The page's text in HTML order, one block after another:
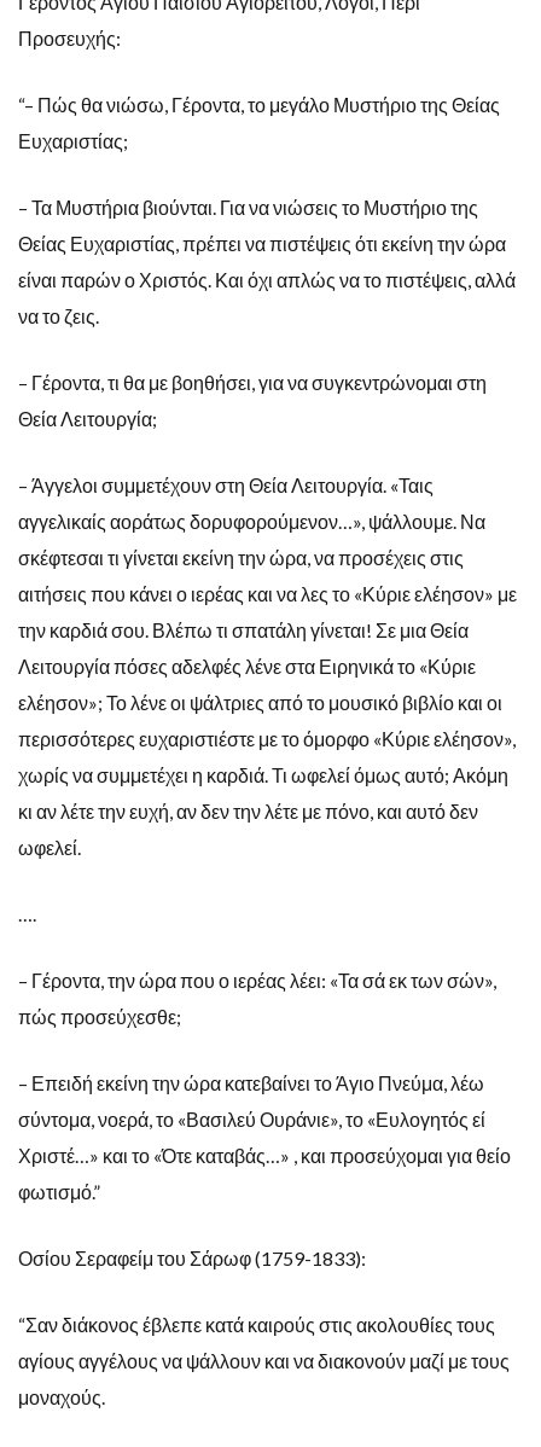
Προσευχής:
“– Πώς θα νιώσω, Γέροντα, το μεγάλο Μυστήριο της Θείας
Ευχαριστίας;
– Τα Μυστήρια βιούνται. Για να νιώσεις το Μυστήριο της
Θείας Ευχαριστίας, πρέπει να πιστέψεις ότι εκείνη την ώρα
είναι παρών ο Χριστός. Και όχι απλώς να το πιστέψεις, αλλά
να το ζεις.
– Γέροντα, τι θα με βοηθήσει, για να συγκεντρώνομαι στη
Θεία Λειτουργία;
– Άγγελοι συμμετέχουν στη Θεία Λειτουργία. «Ταις
αγγελικαίς αοράτως δορυφορούμενον…», ψάλλουμε. Να
σκέφτεσαι τι γίνεται εκείνη την ώρα, να προσέχεις στις
αιτήσεις που κάνει ο ιερέας και να λες το «Κύριε ελέησον» με
την καρδιά σου. Βλέπω τι σπατάλη γίνεται! Σε μια Θεία
Λειτουργία πόσες αδελφές λένε στα Ειρηνικά το «Κύριε
ελέησον»; Το λένε οι ψάλτριες από το μουσικό βιβλίο και οι
περισσότερες ευχαριστιέστε με το όμορφο «Κύριε ελέησον»,
χωρίς να συμμετέχει η καρδιά. Τι ωφελεί όμως αυτό; Ακόμη
κι αν λέτε την ευχή, αν δεν την λέτε με πόνο, και αυτό δεν
ωφελεί.
….
– Γέροντα, την ώρα που ο ιερέας λέει: «Τα σά εκ των σών»,
πώς προσεύχεσθε;
– Επειδή εκείνη την ώρα κατεβαίνει το Άγιο Πνεύμα, λέω
σύντομα, νοερά, το «Βασιλεύ Ουράνιε», το «Ευλογητός εί
Χριστέ…» και το «Ότε καταβάς…» , και προσεύχομαι για θείο
φωτισμό.”
Οσίου Σεραφείμ του Σάρωφ (1759-1833):
“Σαν διάκονος έβλεπε κατά καιρούς στις ακολουθίες τους
αγίους αγγέλους να ψάλλουν και να διακονούν μαζί με τους
μοναχούς.